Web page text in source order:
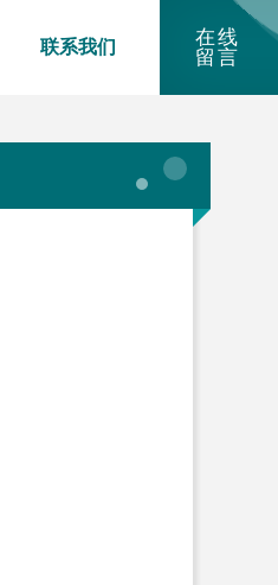
联系我们
在线
留言